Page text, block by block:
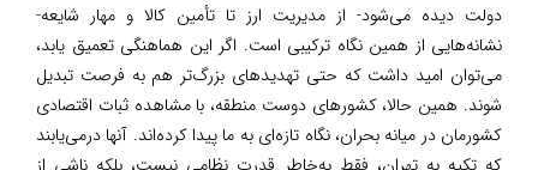
دولت دیده می‌شود- از مدیریت ارز تا تأمین کالا و مهار شایعه-
نشانه‌هایی از همین نگاه ترکیبی است. اگر این هماهنگی تعمیق یابد،
می‌توان امید داشت که حتی تهدیدهای بزرگ‌تر هم به فرصت تبدیل
شوند. همین حالا، کشورهای دوست منطقه، با مشاهده ثبات اقتصادی
کشورمان در میانه بحران، نگاه تازه‌ای به ما پیدا کرده‌اند. آنها درمی‌یابند